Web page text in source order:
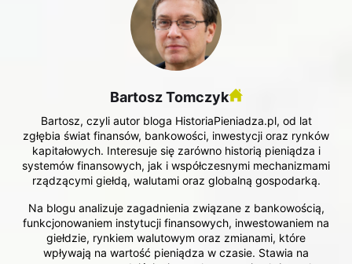
Bartosz Tomczyk
Bartosz, czyli autor bloga HistoriaPieniadza.pl, od lat
zgłębia świat finansów, bankowości, inwestycji oraz rynków
kapitałowych. Interesuje się zarówno historią pieniądza i
systemów finansowych, jak i współczesnymi mechanizmami
rządzącymi giełdą, walutami oraz globalną gospodarką.
Na blogu analizuje zagadnienia związane z bankowością,
funkcjonowaniem instytucji finansowych, inwestowaniem na
giełdzie, rynkiem walutowym oraz zmianami, które
wpływają na wartość pieniądza w czasie. Stawia na